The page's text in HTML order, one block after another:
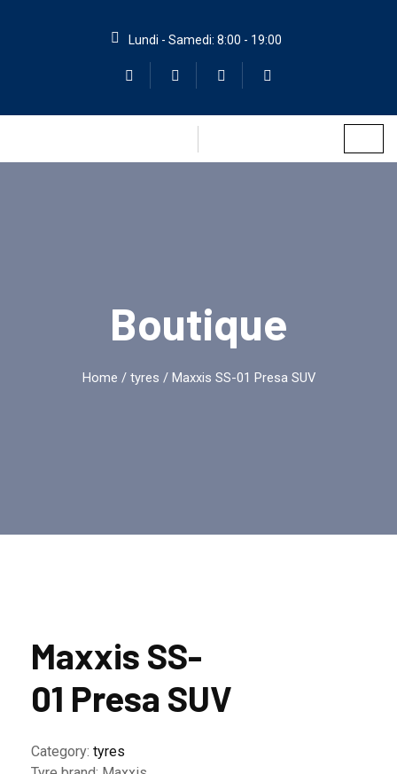
Lundi - Samedi: 8:00 - 19:00
Boutique
Home / tyres / Maxxis SS-01 Presa SUV
Maxxis SS-
01 Presa SUV
Category: tyres